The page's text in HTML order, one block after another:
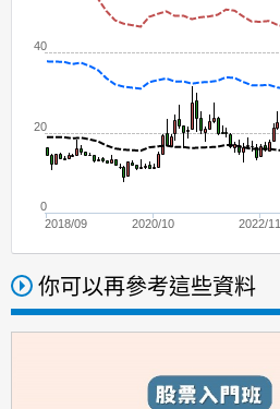
2018/09 2020/10 2022/11
0
20
40
你可以再參考這些資料